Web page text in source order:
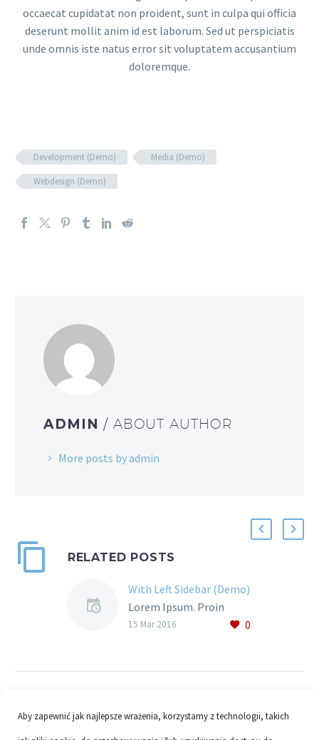
Aby zapewnić jak najlepsze wrażenia, korzystamy z technologii, takich
occaecat cupidatat non proident, sunt in culpa qui officia
deserunt mollit anim id est laborum. Sed ut perspiciatis
unde omnis iste natus error sit voluptatem accusantium
doloremque.
Development (Demo)
Media (Demo)
Webdesign (Demo)
ADMIN / ABOUT AUTHOR
More posts by admin
RELATED POSTS
With Left Sidebar (Demo)
Lorem Ipsum. Proin
gravida nibh vel velit
sagittis sem nibh id elit.
0
15 Mar 2016